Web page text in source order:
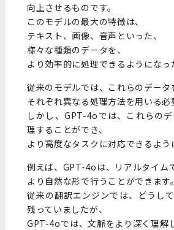
向上させるものです。
このモデルの最大の特徴は、
テキスト、画像、音声といった、
様々な種類のデータを、
より効率的に処理できるようになっ
従来のモデルでは、これらのデータ
それぞれ異なる処理方法を用いる必
しかし、GPT-4oでは、これらの
理することができ、
より高度なタスクに対応できるよう
例えば、GPT-4oは、リアルタイム
より自然な形で行うことができます。
従来の翻訳エンジンでは、どうし
残っていましたが、
GPT-4oでは、文脈をより深く理解し